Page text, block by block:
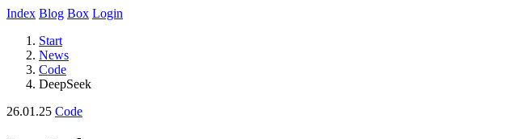
Index Blog Box Login
Start
News
Code
DeepSeek
26.01.25 Code